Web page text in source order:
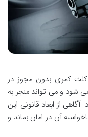
کلت کمری بدون مجوز در
شود و می تواند منجر به
از ابعاد قانونی این
آن در امان بماند و